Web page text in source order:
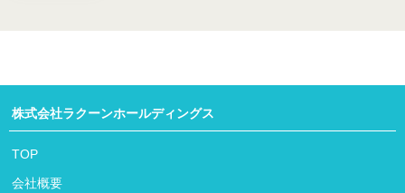
株式会社ラクーンホールディングス
TOP
会社概要